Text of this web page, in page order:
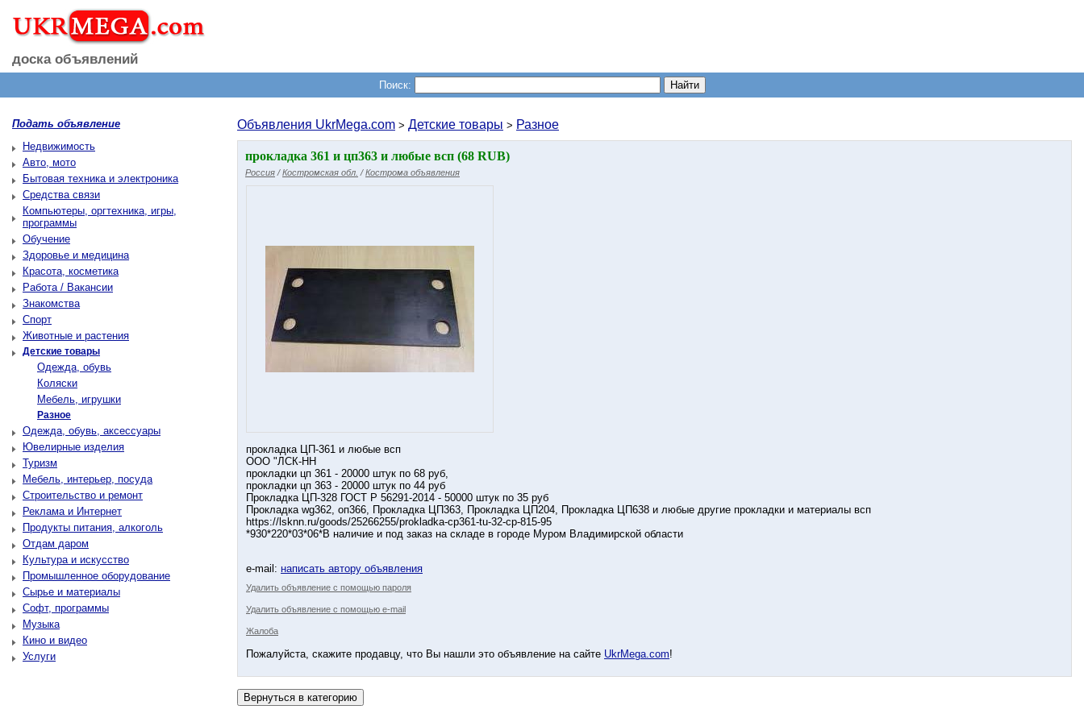
доска объявлений
Поиск:
Подать объявление
Недвижимость
Авто, мото
Бытовая техника и электроника
Средства связи
Компьютеры, оргтехника, игры,
программы
Обучение
Здоровье и медицина
Красота, косметика
Работа / Вакансии
Знакомства
Спорт
Животные и растения
Детские товары
Одежда, обувь
Коляски
Мебель, игрушки
Разное
Одежда, обувь, аксессуары
Ювелирные изделия
Туризм
Мебель, интерьер, посуда
Строительство и ремонт
Реклама и Интернет
Продукты питания, алкоголь
Отдам даром
Культура и искусство
Промышленное оборудование
Сырье и материалы
Софт, программы
Музыка
Кино и видео
Услуги
Объявления UkrMega.com > Детские товары > Разное
прокладка 361 и цп363 и любые всп (68 RUB)
Россия /Костромская обл. /Кострома объявления
прокладка ЦП-361 и любые всп
ООО "ЛСК-НН
прокладки цп 361 - 20000 штук по 68 руб,
прокладки цп 363 - 20000 штук по 44 руб
Прокладка ЦП-328 ГОСТ Р 56291-2014 - 50000 штук по 35 руб
Прокладка wg362, оп366, Прокладка ЦП363, Прокладка ЦП204, Прокладка ЦП638 и любые другие прокладки и материалы всп
https://lsknn.ru/goods/25266255/prokladka-cp361-tu-32-cp-815-95
*930*220*03*06*В наличие и под заказ на складе в городе Муром Владимирской области
e-mail: написать автору объявления
Удалить объявление с помощью пароля
Удалить объявление с помощью e-mail
Жалоба
Пожалуйста, скажите продавцу, что Вы нашли это объявление на сайте UkrMega.com!